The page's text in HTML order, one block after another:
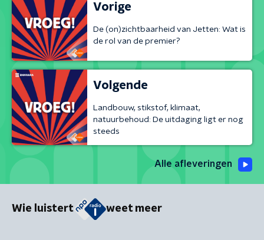
Vorige
De (on)zichtbaarheid van Jetten: Wat is
de rol van de premier?
Volgende
Landbouw, stikstof, klimaat,
natuurbehoud: De uitdaging ligt er nog
steeds
Alle afleveringen
Wie luistert weet meer